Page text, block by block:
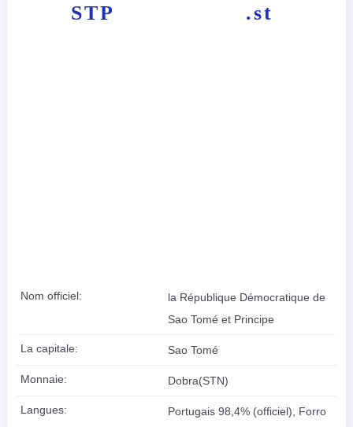
STP .st
Nom officiel:
la République Démocratique de
Sao Tomé et Principe
La capitale: Sao Tomé
Monnaie: Dobra(STN)
Langues: Portugais 98,4% (officiel), Forro